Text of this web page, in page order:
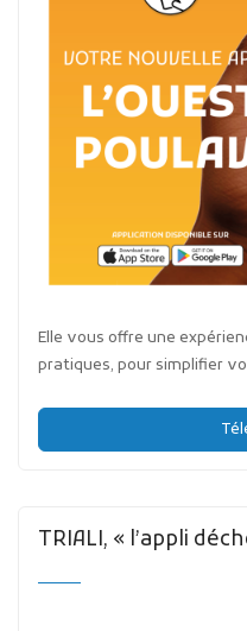
Elle vous offre une
pratiques, pour simplifier
TRIALI, « l’appli